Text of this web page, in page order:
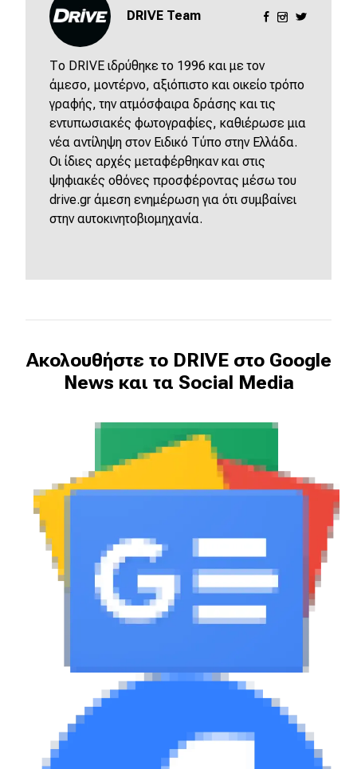
DRIVE Team
Το DRIVE ιδρύθηκε το 1996 και με τον
άμεσο, μοντέρνο, αξιόπιστο και οικείο τρόπο
γραφής, την ατμόσφαιρα δράσης και τις
εντυπωσιακές φωτογραφίες, καθιέρωσε μια
νέα αντίληψη στον Ειδικό Τύπο στην Ελλάδα.
Οι ίδιες αρχές μεταφέρθηκαν και στις
ψηφιακές οθόνες προσφέροντας μέσω του
drive.gr άμεση ενημέρωση για ότι συμβαίνει
στην αυτοκινητοβιομηχανία.
Ακολουθήστε το DRIVE στο Google
News και τα Social Media